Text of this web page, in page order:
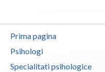
Prima pagina
Psihologi
Specialitati psihologice